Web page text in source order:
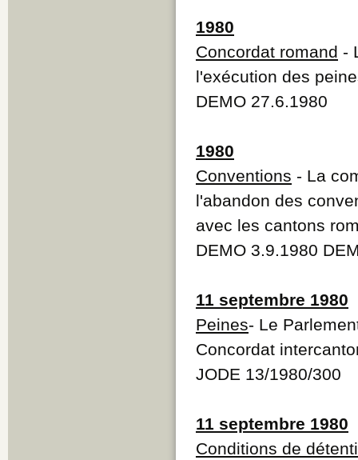
1980
Concordat romand -
l'exécution des
DEMO 27.6.1980
1980
Conventions - La
l'abandon des
avec les cantons
DEMO 3.9.1980
11 septembre 1980
Peines- Le
Concordat
JODE 13/1980/300
11 septembre 1980
Conditions de